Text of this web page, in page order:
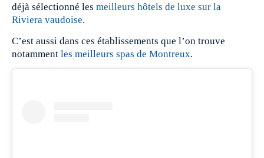
déjà sélectionné les meilleurs hôtels de luxe sur la
Riviera vaudoise.
C’est aussi dans ces établissements que l’on trouve
notamment les meilleurs spas de Montreux.